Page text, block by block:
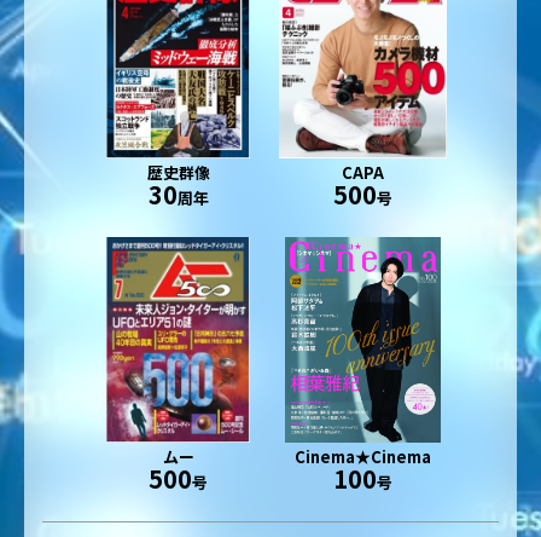
歴史群像
30周年
CAPA
500号
ムー
500号
Cinema★Cinema
100号